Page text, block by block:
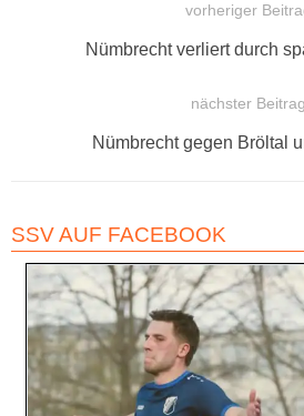
vorheriger
Vorheriger
Nümbrecht verliert durch
nächster Beitrag
Nächster
Nümbrecht gegen Bröltal
SSV AUF FACEBOOK